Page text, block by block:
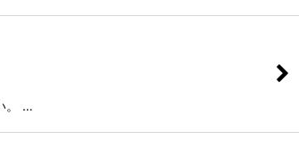
。 …